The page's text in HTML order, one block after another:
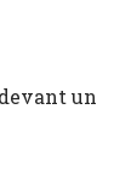
un